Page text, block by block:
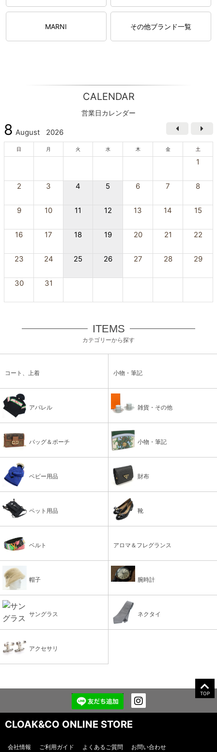
MARNI その他ブランド一覧
CALENDAR
営業日カレンダー
8 August 2026
日 月 火 水 木 金 土
1
2 3 4 5 6 7 8
9 10 11 12 13 14 15
16 17 18 19 20 21 22
23 24 25 26 27 28 29
30 31
ITEMS
カテゴリーから探す
コート、上着 小物・筆記
アパレル 雑貨・その他
バッグ＆ポーチ 小物・筆記
ベビー用品 財布
ペット用品 靴
ベルト アロマ＆フレグランス
帽子 腕時計
サングラス ネクタイ
アクセサリ
TOP
CLOAK&CO ONLINE STORE
会社情報 ご利用ガイド よくあるご質問 お問い合わせ